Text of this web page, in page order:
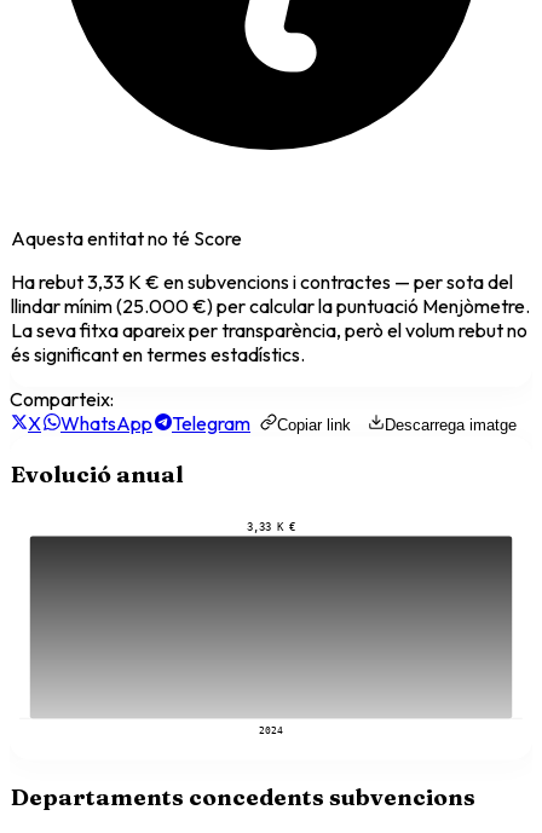
Aquesta entitat no té Score
Ha rebut3,33 K € en subvencions i contractes — per sota del
llindar mínim (25.000 €) per calcular la puntuació Menjòmetre.
La seva fitxa apareix per transparència, però el volum rebut no
és significant en termes estadístics.
Comparteix:
X
WhatsApp Telegram Copiar link Descarrega imatge
Evolució anual
3,33 K €
2024
Departaments concedents subvencions